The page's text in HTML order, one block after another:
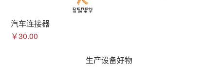
汽车连接器
￥30.00
生产设备好物